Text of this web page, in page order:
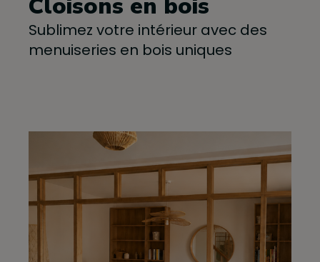
Sublimez votre intérieur avec des
menuiseries en bois uniques